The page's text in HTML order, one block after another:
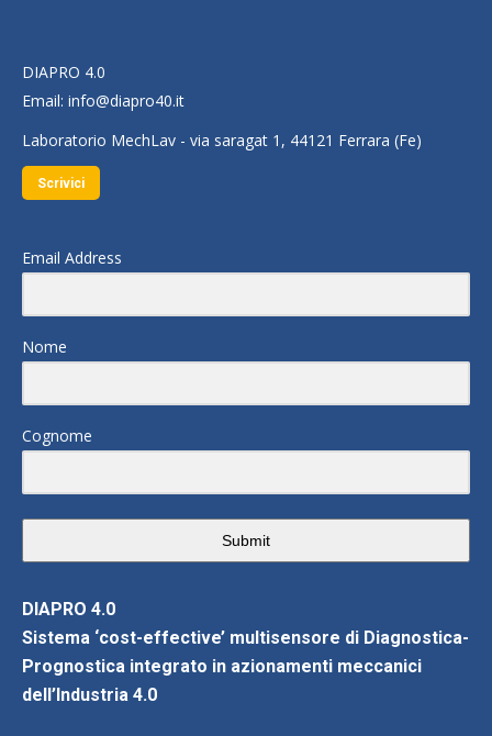
DIAPRO 4.0
Email: info@diapro40.it
Laboratorio MechLav - via saragat 1, 44121 Ferrara (Fe)
Scrivici
Email Address
Nome
Cognome
Submit
DIAPRO 4.0
Sistema ‘cost-effective’ multisensore di Diagnostica-
Prognostica integrato in azionamenti meccanici
dell’Industria 4.0